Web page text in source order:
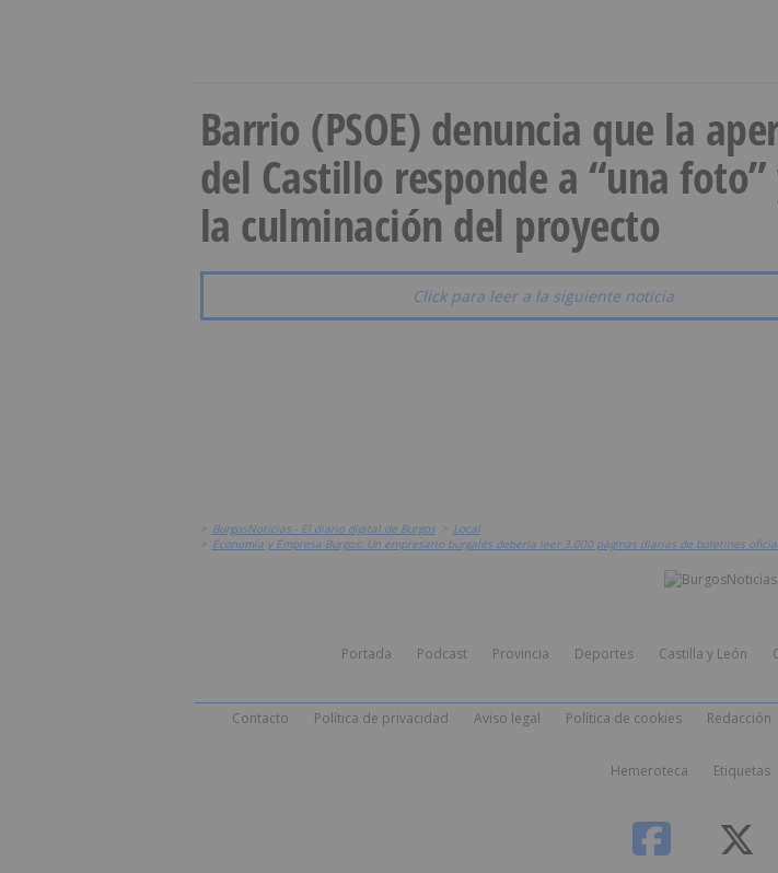
Barrio (PSOE) denuncia que la
del Castillo responde a “una
la culminación del proyecto
Click para leer a la siguiente noticia
> BurgosNoticias - El diario digital de Burgos > Local
> Economía y Empresa Burgos: Un empresario burgalés debería leer 3.000 páginas diarias de boletines
Portada Podcast Provincia Deportes Castilla y León
Contacto Política de privacidad Aviso legal Política de cookies Redacción
Hemeroteca Etiquetas